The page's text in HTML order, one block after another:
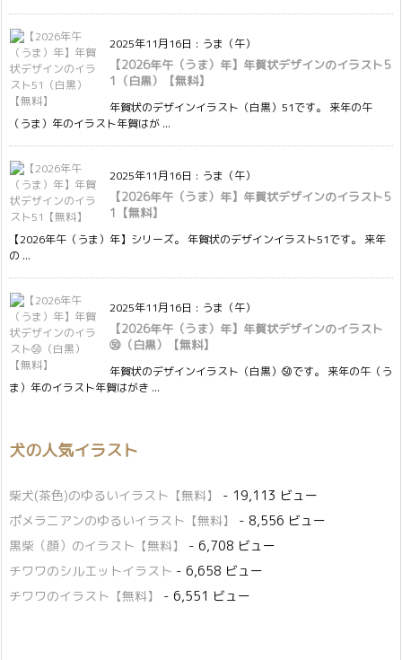
2025年11月16日 : うま（午）
【2026年午（うま）年】年賀状デザインのイラスト5
1（白黒）【無料】
年賀状のデザインイラスト（白黒）51です。 来年の午
（うま）年のイラスト年賀はが ...
2025年11月16日 : うま（午）
【2026年午（うま）年】年賀状デザインのイラスト5
1【無料】
【2026年午（うま）年】シリーズ。 年賀状のデザインイラスト51です。 来年
の ...
2025年11月16日 : うま（午）
【2026年午（うま）年】年賀状デザインのイラスト
㊿（白黒）【無料】
年賀状のデザインイラスト（白黒）㊿です。 来年の午（う
ま）年のイラスト年賀はがき ...
犬の人気イラスト
柴犬(茶色)のゆるいイラスト【無料】
- 19,113 ビュー
ポメラニアンのゆるいイラスト【無料】
- 8,556 ビュー
黒柴（顔）のイラスト【無料】
- 6,708 ビュー
チワワのシルエットイラスト - 6,658 ビュー
チワワのイラスト【無料】
- 6,551 ビュー